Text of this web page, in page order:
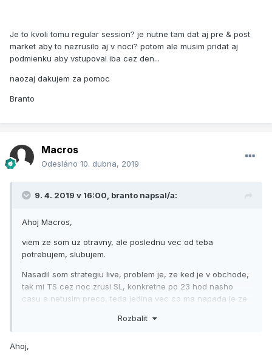
Je to kvoli tomu regular session? je nutne tam dat aj pre & post
market aby to nezrusilo aj v noci? potom ale musim pridat aj
podmienku aby vstupoval iba cez den...
naozaj dakujem za pomoc
Branto
Macros
Odesláno 10. dubna, 2019
9. 4. 2019 v 16:00, branto napsal/a:
Ahoj Macros,
viem ze som uz otravny, ale poslednu vec od teba
potrebujem, slubujem.
Nasadil som strategiu live, problem je, ze ked je v obchode,
tak mi TS cez noc zrusi SL, konkretne po 23 hod nasho
casu a netusim preco, teda jedina vec co ma napada je ze
15:30 SL opat nahodi.... ostatne veci mam ohladom
Rozbalit
Ahoj,